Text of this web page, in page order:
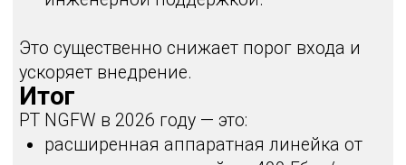
Информацию о планах развития
PT NGFW и ближайших релизах